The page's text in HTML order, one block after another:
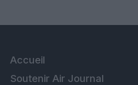
Accueil
Soutenir Air Journal